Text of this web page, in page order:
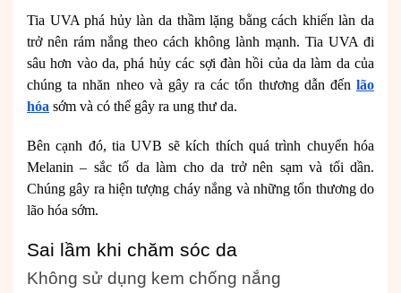
Tia UVA phá hủy làn da thầm lặng bằng cách khiến làn da
trở nên rám nắng theo cách không lành mạnh. Tia UVA đi
sâu hơn vào da, phá hủy các sợi đàn hồi của da làm da của
chúng ta nhăn nheo và gây ra các tổn thương dẫn đến lão
hóa sớm và có thể gây ra ung thư da.
Bên cạnh đó, tia UVB sẽ kích thích quá trình chuyển hóa
Melanin – sắc tố da làm cho da trở nên sạm và tối dần.
Chúng gây ra hiện tượng cháy nắng và những tổn thương do
lão hóa sớm.
Sai lầm khi chăm sóc da
Không sử dụng kem chống nắng